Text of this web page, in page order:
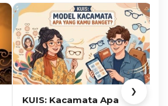
KUIS: Kacamata Apa
❯